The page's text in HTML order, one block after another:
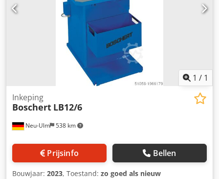
1 / 1
Neu-Ulm 538 km
Inkeping
Boschert LB12/6
Prijsinfo Bellen
Bouwjaar: 2023, Toestand: zo goed als nieuw